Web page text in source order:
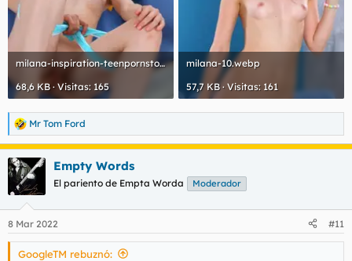
milana-inspiration-teenpornstorage-14.webp
68,6 KB · Visitas: 165
milana-10.webp
57,7 KB · Visitas: 161
R
e
a
c
c
i
e
s
Mr Tom Ford
Empty Words
El pariento de Empta Worda Moderador
8 Mar 2022 #11
GoogleTM rebuznó: